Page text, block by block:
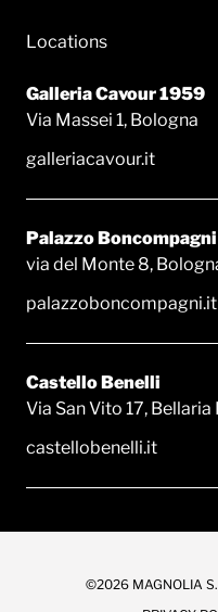
Locations
Galleria Cavour 1959
Via Massei 1, Bologna
galleriacavour.it
Palazzo Boncompagni
via del Monte 8,
palazzoboncompagni.it
Castello Benelli
Via San Vito 17, Bellaria
castellobenelli.it
©2026 MAGNOLIA